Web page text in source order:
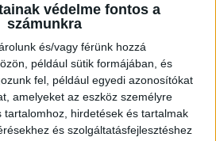
védelme fontos a
számunkra
és/vagy férünk hozzá
például sütik formájában, és
fel, például egyedi azonosítókat
amelyeket az eszköz személyre
tartalomhoz, hirdetések és tartalmak
és szolgáltatásfejlesztéshez
vezetékes) internet
évi 17 százalékkal, a
bővült. Vagyis bár a
összmennyisége többszöröse a
a mobilinternet
növekszik az összforgalmon